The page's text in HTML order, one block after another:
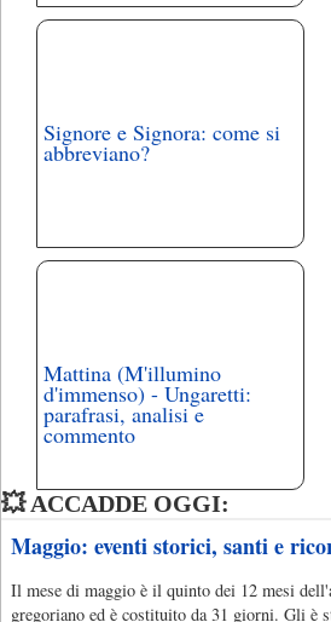
Signore e Signora: come si
abbreviano?
Mattina (M'illumino
d'immenso) - Ungaretti:
parafrasi, analisi e
commento
💥 ACCADDE OGGI:
Maggio: eventi storici, santi e
Il mese di maggio è il quinto dei 12 mesi
gregoriano ed è costituito da 31 giorni. Gli è